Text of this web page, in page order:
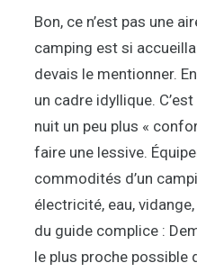
Bon, ce n’est pas une
camping est si
devais le mentionner.
un cadre idyllique.
nuit un peu plus «
faire une lessive.
commodités d’un
électricité, eau,
du guide complice :
le plus proche possible